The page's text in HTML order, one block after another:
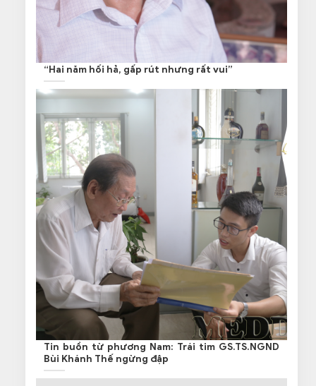
“Hai năm hối hả, gấp rút nhưng rất vui”
Tin buồn từ phương Nam: Trái tim GS.TS.NGND
Bùi Khánh Thế ngừng đập